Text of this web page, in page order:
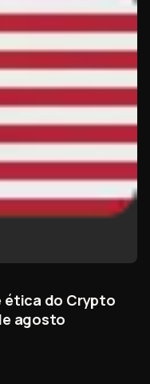
ética do Crypto
agosto